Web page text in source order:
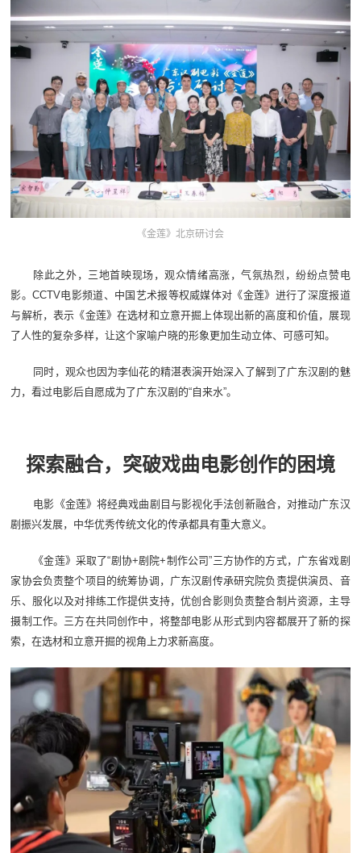
《金莲》北京研讨会
除此之外，三地首映现场，观众情绪高涨，气氛热烈，纷纷点赞电
影。CCTV电影频道、中国艺术报等权威媒体对《金莲》进行了深度报道
与解析，表示《金莲》在选材和立意开掘上体现出新的高度和价值，展现
了人性的复杂多样，让这个家喻户晓的形象更加生动立体、可感可知。
同时，观众也因为李仙花的精湛表演开始深入了解到了广东汉剧的魅
力，看过电影后自愿成为了广东汉剧的“自来水”。
探索融合，突破戏曲电影创作的困境
电影《金莲》将经典戏曲剧目与影视化手法创新融合，对推动广东汉
剧振兴发展，中华优秀传统文化的传承都具有重大意义。
《金莲》采取了“剧协+剧院+制作公司”三方协作的方式，广东省戏剧
家协会负责整个项目的统筹协调，广东汉剧传承研究院负责提供演员、音
乐、服化以及对排练工作提供支持，优创合影则负责整合制片资源，主导
摄制工作。三方在共同创作中，将整部电影从形式到内容都展开了新的探
索，在选材和立意开掘的视角上力求新高度。